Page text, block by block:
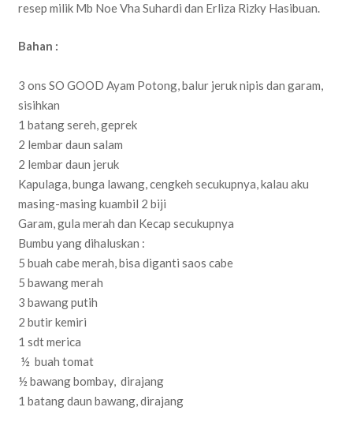
resep milik Mb Noe Vha Suhardi dan Erliza Rizky Hasibuan.
Bahan :
3 ons SO GOOD Ayam Potong, balur jeruk nipis dan garam,
sisihkan
1 batang sereh, geprek
2 lembar daun salam
2 lembar daun jeruk
Kapulaga, bunga lawang, cengkeh secukupnya, kalau aku
masing-masing kuambil 2 biji
Garam, gula merah dan Kecap secukupnya
Bumbu yang dihaluskan :
5 buah cabe merah, bisa diganti saos cabe
5 bawang merah
3 bawang putih
2 butir kemiri
1 sdt merica
½ buah tomat
½ bawang bombay, dirajang
1 batang daun bawang, dirajang